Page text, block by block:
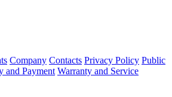
Company Contacts Privacy Policy Public
and Payment Warranty and Service